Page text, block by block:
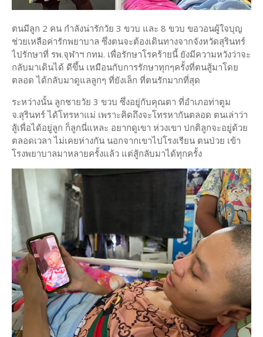
ตนมีลูก 2 คน กำลังน่ารักวัย 3 ขวบ และ 8 ขวบ ขอวอนผู้ใจบุญ
ช่วยเหลือค่ารักพยาบาล ซึ่งตนจะต้องเดินทางจากจังหวัดสุรินทร์
ไปรักษาที่ รพ.จุฬาฯ กทม. เพื่อรักษาโรคร้ายนี้ ยังมีความหวังว่าจะ
กลับมาเดินได้ ดีขึ้น เหมือนกับการรักษาทุกๆครั้งที่ตนสู้มาโดย
ตลอด ได้กลับมาดูแลลูกๆ ที่ยังเล็ก ที่ตนรักมากที่สุด
ระหว่างนั้น ลูกชายวัย 3 ขวบ ซึ่งอยู่กับคุณตา ที่อำเภอท่าตูม
จ.สุรินทร์ ได้โทรหาแม่ เพราะคิดถึงจะโทรหากันตลอด ตนเล่าว่า
สู้เพื่อได้อยู่ลูก ก็ลูกนี่แหละ อยากดูเขา ห่วงเขา ปกติลูกจะอยู่ด้วย
ตลอดเวลา ไม่เคยห่างกัน นอกจากเขาไปโรงเรียน ตนป่วย เข้า
โรงพยาบาลมาหลายครั้งแล้ว แต่สู้กลับมาได้ทุกครั้ง